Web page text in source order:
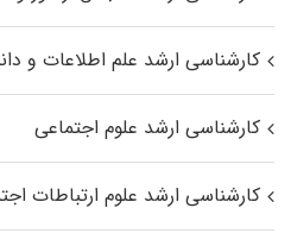
کارشناسی ارشد علم اطلاعات و
کارشناسی ارشد علوم اجتماعی
کارشناسی ارشد علوم ارتباطات